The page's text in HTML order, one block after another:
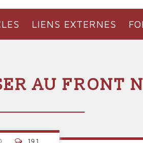
LIENS EXTERNES
AU FRONT
191